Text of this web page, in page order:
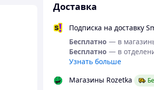
Доставка
Подписка на доставку
Бесплатно — в
Бесплатно — в
Узнать больше
Магазины Rozetka